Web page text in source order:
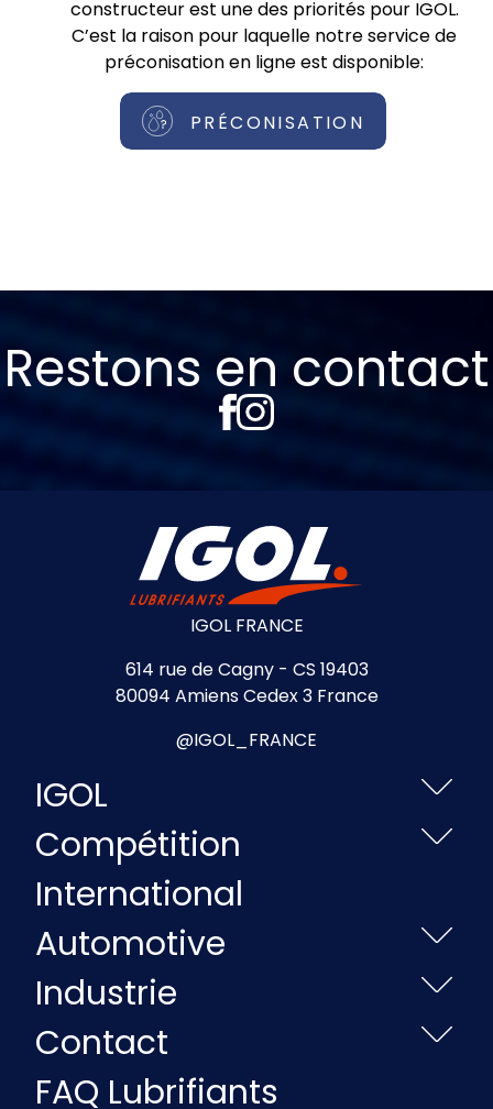
constructeur est une des priorités pour IGOL.
C’est la raison pour laquelle notre service de
préconisation en ligne est disponible:
PRÉCONISATION
Restons en contact
IGOL FRANCE
614 rue de Cagny - CS 19403
80094 Amiens Cedex 3 France
@IGOL_FRANCE
IGOL
Compétition
International
Automotive
Industrie
Contact
FAQ Lubrifiants